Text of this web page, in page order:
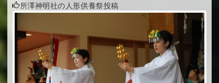
所澤神明社の人形供養祭投稿